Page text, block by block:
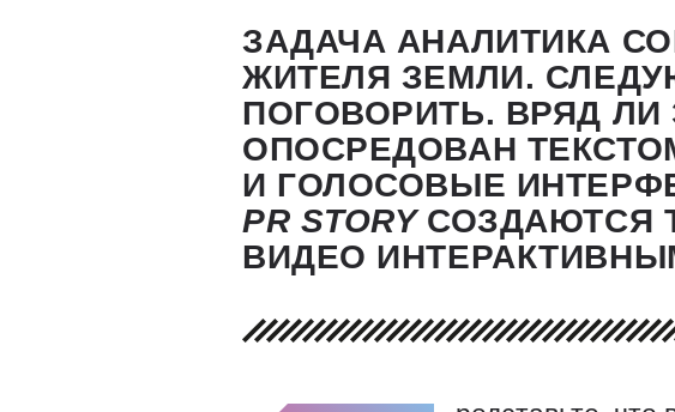
ЗАДАЧА АНАЛИТИКА
ЖИТЕЛЯ ЗЕМЛИ.
ПОГОВОРИТЬ. ВРЯД ЛИ
ОПОСРЕДОВАН
И ГОЛОСОВЫЕ
PR STORY СОЗДАЮТСЯ
ВИДЕО